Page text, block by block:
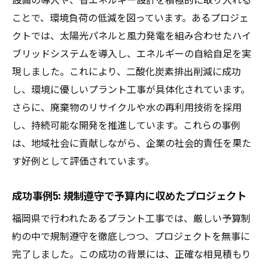
ことで、環境負荷の低減を図っています。あるプロジェ
クトでは、太陽光パネルと風力発電を組み合わせたハイ
ブリッドシステムを導入し、エネルギーの自給自足を実
現しました。これにより、二酸化炭素排出削減に成功
し、環境に優しいプラント工事が具体化されています。
さらに、廃棄物のリサイクルや水の再利用技術を採用
し、持続可能な開発を推進しています。これらの事例
は、地域社会に貢献しながら、企業の社会的責任を果た
す好例として評価されています。
成功事例5: 規制遵守で予算内に収めたプロジェクト
福岡県で行われたあるプラント工事では、厳しい予算制
約の中で規制遵守を徹底しつつ、プロジェクトを無事に
完了しました。この成功の背景には、正確な相見積もり